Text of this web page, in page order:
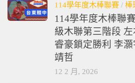
114學年度木棒聯賽 / 棒
114學年度木棒聯
級木聯第三階段
睿豪鎖定勝利 李
靖哲
12 2 月, 2026